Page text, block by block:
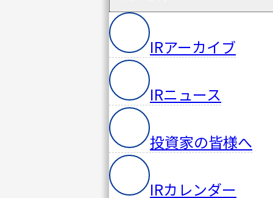
IRアーカイブ
IRニュース
投資家の皆様へ
IRカレンダー
み
ーショ
ン一覧
事例・
コラム
カイブ